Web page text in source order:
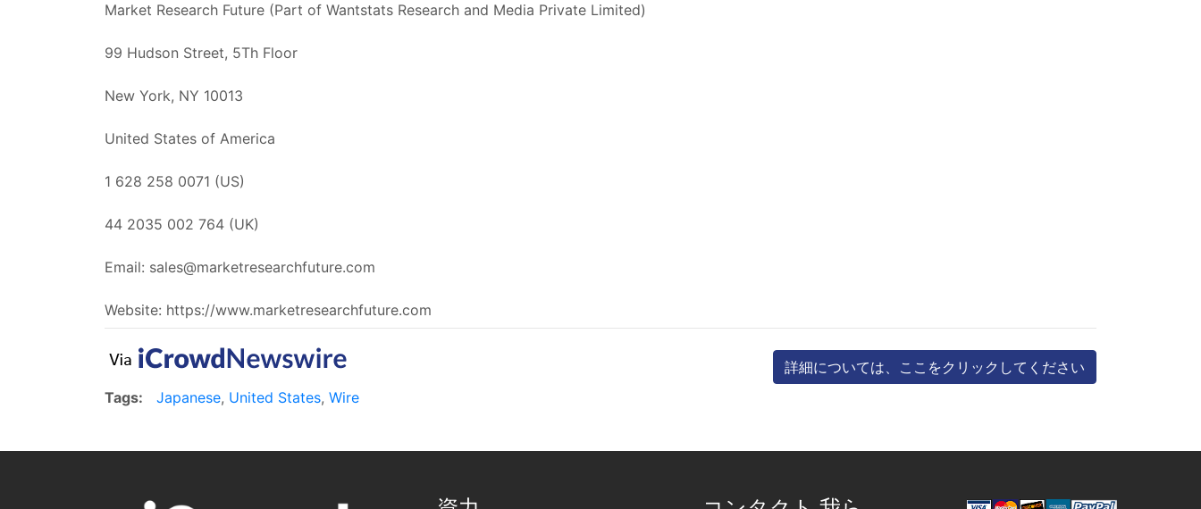
Market Research Future (Part of Wantstats Research and Media Private Limited)
99 Hudson Street, 5Th Floor
New York, NY 10013
United States of America
1 628 258 0071 (US)
44 2035 002 764 (UK)
Email: sales@marketresearchfuture.com
Website: https://www.marketresearchfuture.com
詳細については、ここをクリックしてください
Tags:
Japanese, United States, Wire